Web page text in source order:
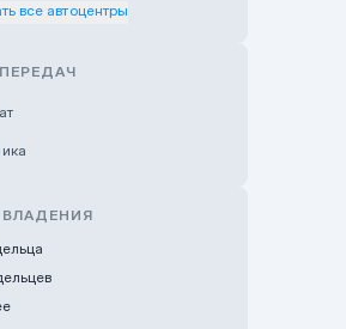
Zhol
все автоцентры